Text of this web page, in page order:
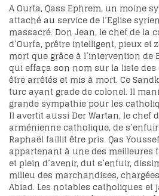
A Ourfa, Qass Ephrem, un moine
attaché au service de l’Eglise
massacré. Don Jean, le chef de la
d’Ourfa, prêtre intelligent, pieux et
mort que grâce à l’intervention de
qui effaça son nom sur la liste
être arrêtés et mis à mort. Ce
turc ayant grade de colonel. Il
grande sympathie pour les
Il avertit aussi Der Wartan, le chef
arménienne catholique, de
Raphaël faillit être pris. Qas
appartenant à une des meilleures
et plein d’avenir, dut s’enfuir,
milieu des marchandises,
Abiad. Les notables catholiques